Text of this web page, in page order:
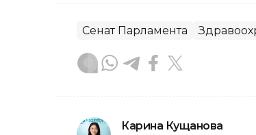
Сенат Парламента
Карина Кущанова